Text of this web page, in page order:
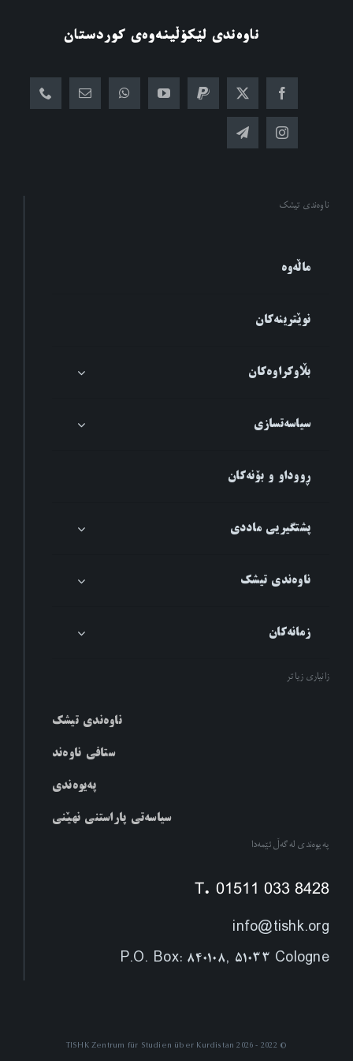
ناوەندی لێکۆڵینەوەی کوردستان
ناوەندی تیشک
ماڵەوە
نوێترینەکان
بڵاوکراوەکان
سیاسەتسازی
ڕووداو و بۆنەکان
پشتگیریی ماددی
ناوەندی تیشک
زمانەکان
زانیاری زیاتر
ناوەندی تیشک
ستافی ناوەند
پەیوەندی
سیاسەتی پاراستنی نهێنی
پەیوەندی لەگەڵ ئێمەدا
T. 01511 033 8428
info@tishk.org
P.O. Box: 840108, 51033 Cologne
© 2022 - 2026 TISHK Zentrum für Studien über Kurdistan